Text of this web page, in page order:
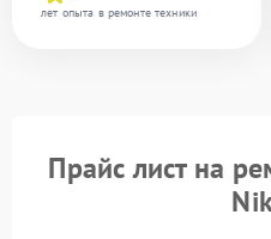
лет опыта в ремонте техники
Прайс лист на